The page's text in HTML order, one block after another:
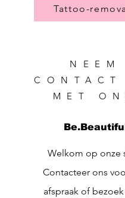
Tattoo-
NEEM
CONTACT
MET
Welkom op onze
Contacteer ons
afspraak of